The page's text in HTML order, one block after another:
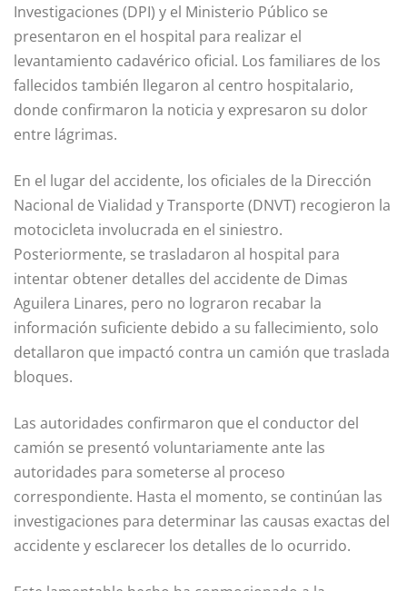
Investigaciones (DPI) y el Ministerio Público se
presentaron en el hospital para realizar el
levantamiento cadavérico oficial. Los familiares de los
fallecidos también llegaron al centro hospitalario,
donde confirmaron la noticia y expresaron su dolor
entre lágrimas.
En el lugar del accidente, los oficiales de la Dirección
Nacional de Vialidad y Transporte (DNVT) recogieron la
motocicleta involucrada en el siniestro.
Posteriormente, se trasladaron al hospital para
intentar obtener detalles del accidente de Dimas
Aguilera Linares, pero no lograron recabar la
información suficiente debido a su fallecimiento, solo
detallaron que impactó contra un camión que traslada
bloques.
Las autoridades confirmaron que el conductor del
camión se presentó voluntariamente ante las
autoridades para someterse al proceso
correspondiente. Hasta el momento, se continúan las
investigaciones para determinar las causas exactas del
accidente y esclarecer los detalles de lo ocurrido.